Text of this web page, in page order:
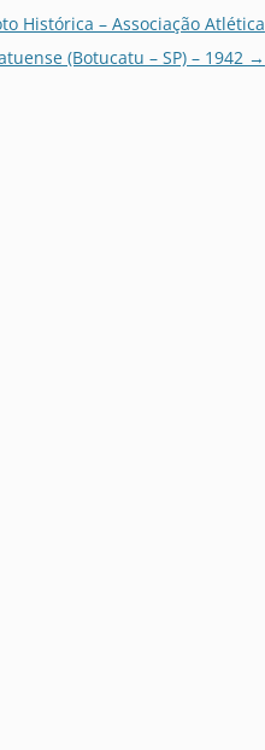
Histórica – Associação Atlética
(Botucatu – SP) – 1942 →